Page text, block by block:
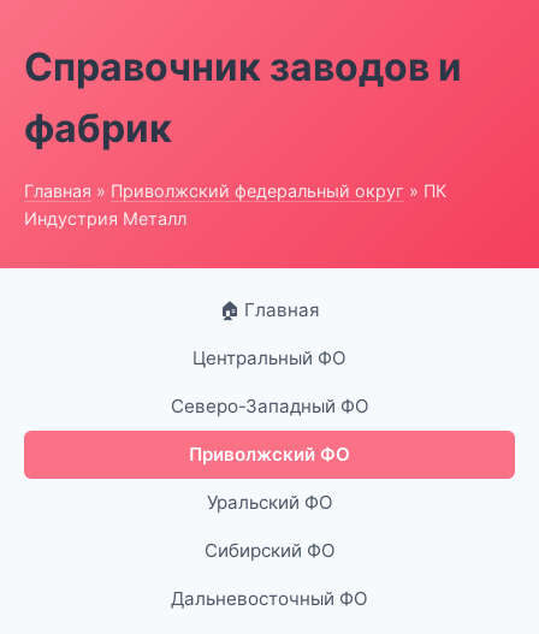
Справочник заводов и
фабрик
Главная » Приволжский федеральный округ » ПК
Индустрия Металл
🏠 Главная
Центральный ФО
Северо-Западный ФО
Приволжский ФО
Уральский ФО
Сибирский ФО
Дальневосточный ФО